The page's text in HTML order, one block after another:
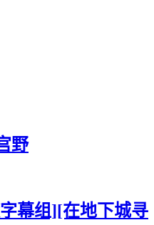
野
幕组][在地下城寻